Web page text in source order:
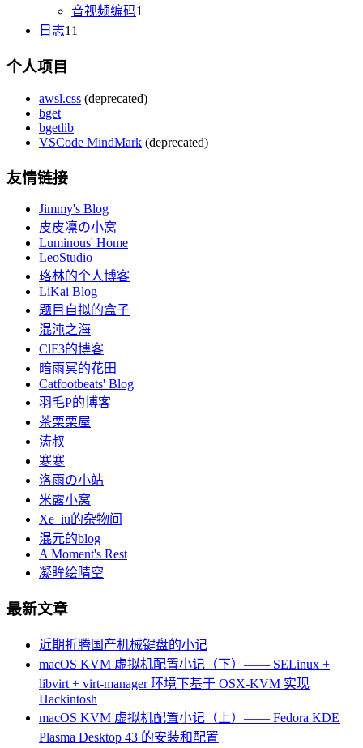
音视频编码1
日志11
个人项目
awsl.css (deprecated)
bget
bgetlib
VSCode MindMark (deprecated)
友情链接
Jimmy's Blog
皮皮凛の小窝
Luminous' Home
LeoStudio
珞林的个人博客
LiKai Blog
题目自拟的盒子
混沌之海
ClF3的博客
暗雨冥的花田
Catfootbeats' Blog
羽毛P的博客
茶栗栗屋
涛叔
寒寒
洛雨の小站
米露小窝
Xe_iu的杂物间
混元的blog
A Moment's Rest
凝眸绘晴空
最新文章
近期折腾国产机械键盘的小记
macOS KVM 虚拟机配置小记（下）—— SELinux +
libvirt + virt-manager 环境下基于 OSX-KVM 实现
Hackintosh
macOS KVM 虚拟机配置小记（上）—— Fedora KDE
Plasma Desktop 43 的安装和配置